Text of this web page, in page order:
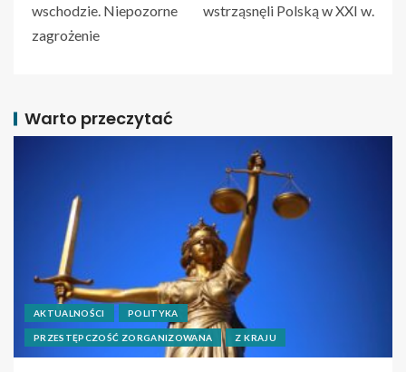
wschodzie. Niepozorne
zagrożenie
wstrząsnęli Polską w XXI w.
Warto przeczytać
AKTUALNOŚCI POLITYKA
PRZESTĘPCZOŚĆ ZORGANIZOWANA Z KRAJU